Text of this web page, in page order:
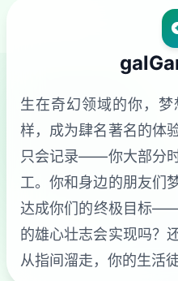
生在奇幻领域的你，
样，成为肆名著名的体
只会记录——你大部分
工。你和身边的朋友们
达成你们的终极目标
的雄心壮志会实现吗？
从指间溜走，你的生活